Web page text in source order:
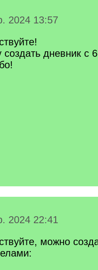
2024 13:57
дневник с
2024 22:41
можно